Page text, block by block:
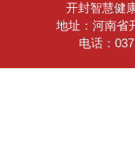
开封智慧健
地址：河南省
电话：